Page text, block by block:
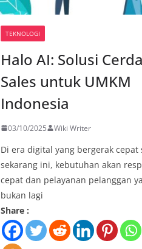
TEKNOLOGI
Halo AI: Solusi
Sales untuk UMKM
Indonesia
03/10/2025 Wiki Writer
Di era digital yang bergerak cepat
sekarang ini, kebutuhan akan
cepat dan pelayanan pelanggan
bukan lagi
Share :